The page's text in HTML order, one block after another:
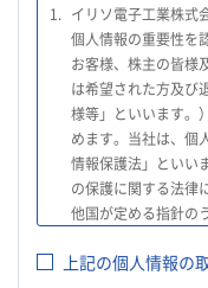
1. イリソ電子工業株式
個人情報の重要性を
お客様、株主の皆様
は希望された方及び
様等」といいます。
めます。当社は、個
情報保護法」といい
の保護に関する法律
他国が定める指針の
2.
当社は、お客様等の
上記の個人情報の